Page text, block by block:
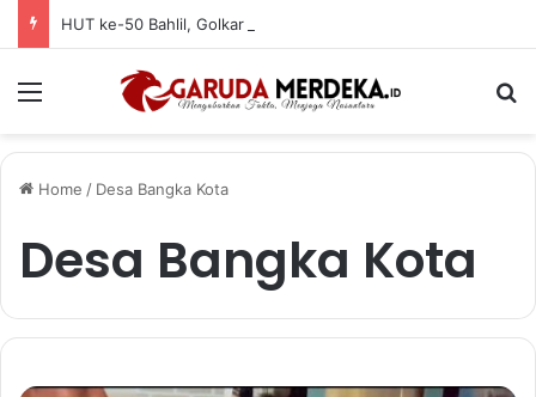
Menu
Home / Desa Bangka Kota
Desa Bangka Kota